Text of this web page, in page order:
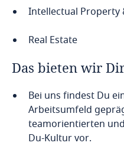
Intellectual Property
Real Estate
Das bieten wir
Bei uns findest Du
Arbeitsumfeld
teamorientierten
Du-Kultur vor.